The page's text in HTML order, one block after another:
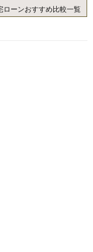
ローンおすすめ比較一覧